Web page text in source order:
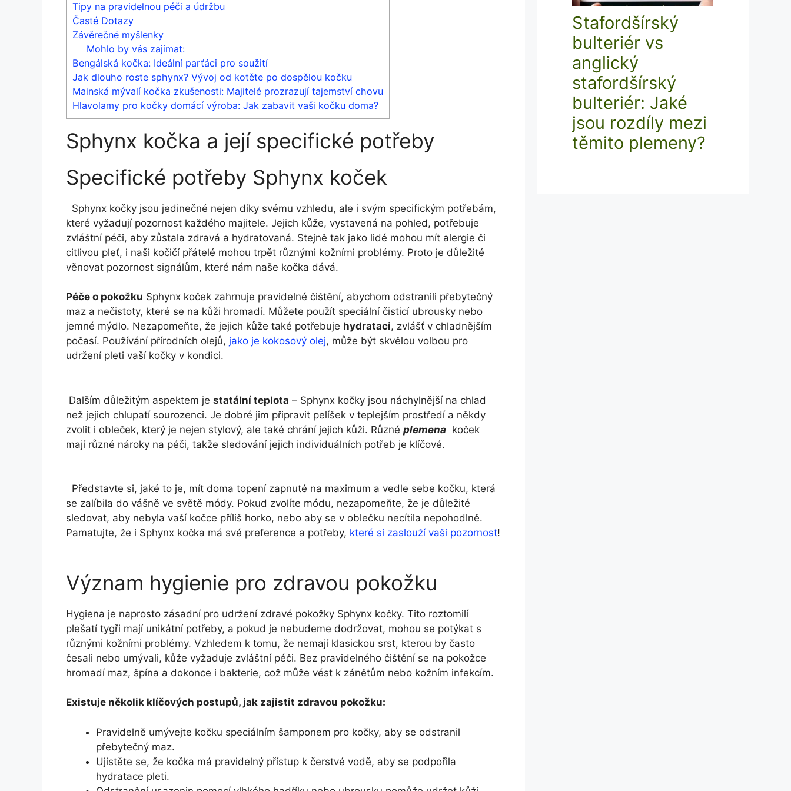
Tipy na pravidelnou péči a⁢ údržbu
Časté⁤ Dotazy
Závěrečné myšlenky
Mohlo by vás zajímat:
Bengálská kočka: Ideální parťáci pro soužití
Jak dlouho roste sphynx? Vývoj od kotěte po dospělou kočku
Mainská mývalí kočka zkušenosti: Majitelé prozrazují tajemství chovu
Hlavolamy pro kočky domácí výroba: Jak zabavit vaši kočku doma?
Sphynx ‌kočka ⁤a​ její specifické potřeby
Specifické potřeby Sphynx koček
⁣ ​ Sphynx kočky jsou jedinečné nejen ‍díky svému vzhledu,​ ale i svým specifickým potřebám,
které vyžadují pozornost každého majitele. Jejich kůže, vystavená na pohled, potřebuje
zvláštní péči, aby ‌zůstala zdravá a hydratovaná. Stejně tak jako lidé mohou mít alergie či
citlivou pleť, i naši kočičí přátelé mohou trpět různými kožními problémy. Proto je důležité⁢
věnovat pozornost signálům, které nám​ naše kočka dává. ⁤
Péče o pokožku Sphynx koček zahrnuje pravidelné čištění, abychom odstranili přebytečný
maz a ​nečistoty, které‍ se​ na kůži hromadí. ⁤Můžete použít speciální ⁣čisticí ubrousky nebo​
jemné mýdlo. Nezapomeňte, že jejich kůže také potřebuje hydrataci, zvlášť v chladnějším
počasí. Používání přírodních olejů, jako je kokosový olej, může⁢ být skvělou volbou pro
udržení pleti vaší kočky v kondici.
⁤ Dalším důležitým ‌aspektem je statální ⁣teplota – Sphynx kočky‌ jsou náchylnější na chlad⁤
než jejich chlupatí sourozenci. Je⁤ dobré ‍jim připravit pelíšek v teplejším prostředí a někdy
zvolit⁢ i obleček, který ⁣je⁣ nejen ⁢stylový, ale také⁤ chrání jejich kůži.⁤ Různé plemena ⁢ koček
mají⁢ různé ‍nároky na péči, takže sledování jejich‍ individuálních potřeb je ‌klíčové.
‍ ​ Představte si, jaké to je, mít doma topení zapnuté na ‍maximum​ a vedle ‍sebe ​kočku, která
se zalíbila do vášně ve světě módy. Pokud zvolíte módu, nezapomeňte, že ⁤je ⁢důležité
sledovat, aby nebyla vaší ⁤kočce příliš horko, nebo‌ aby se v oblečku necítila nepohodlně.
Pamatujte, že i Sphynx kočka ‍má své preference a potřeby, které si zaslouží vaši pozornost!
Význam hygienie pro zdravou pokožku
Hygiena je naprosto zásadní pro udržení zdravé pokožky Sphynx kočky. Tito roztomilí
plešatí tygři mají unikátní⁢ potřeby, a pokud⁤ je⁤ nebudeme dodržovat, mohou se potýkat s
různými kožními problémy. Vzhledem ‍k⁢ tomu, že nemají klasickou srst, kterou‌ by často
česali nebo umývali, ⁤kůže⁣ vyžaduje ⁢zvláštní ⁤péči. ‍Bez pravidelného čištění se na pokožce
hromadí maz, špína a dokonce i bakterie, což může vést k zánětům ‌nebo ​kožním infekcím.
Existuje několik klíčových postupů, jak zajistit zdravou pokožku:
Pravidelně umývejte kočku ⁣speciálním šamponem pro kočky, aby se ⁤odstranil
přebytečný maz.
Ujistěte se, ⁣že kočka má pravidelný přístup k čerstvé vodě, aby se podpořila
hydratace pleti.
Stafordšírský
bulteriér vs
anglický
stafordšírský
bulteriér: Jaké
jsou rozdíly mezi
těmito plemeny?